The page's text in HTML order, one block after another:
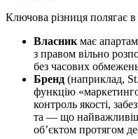
Ключова різниця полягає в
Власник має
з правом вільно
без часових
Бренд (наприклад,
функцію
контроль якості,
та — що
об’єктом протягом